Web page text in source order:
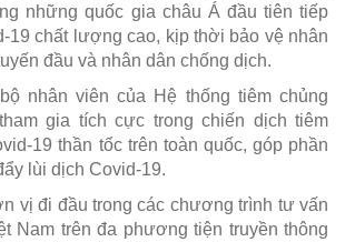
những quốc gia châu Á đầu tiên tiếp
19 chất lượng cao, kịp thời bảo vệ nhân
đầu và nhân dân chống dịch.
nhân viên của Hệ thống tiêm chủng
gia tích cực trong chiến dịch tiêm
19 thần tốc trên toàn quốc, góp phần
lùi dịch Covid-19.
vị đi đầu trong các chương trình tư vấn
Nam trên đa phương tiện truyền thông